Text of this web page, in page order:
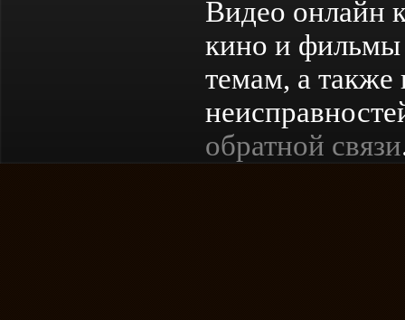
Видео онлайн
кино и
темам, а
обратной связи